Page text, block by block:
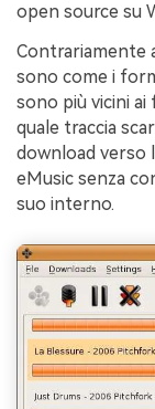
open source su
Contrariamente
sono come i
sono più vicini
quale traccia
download verso
eMusic senza
suo interno.